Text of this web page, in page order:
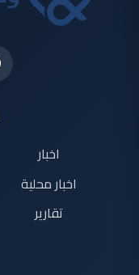
اخبار
اخبار محلية
تقارير